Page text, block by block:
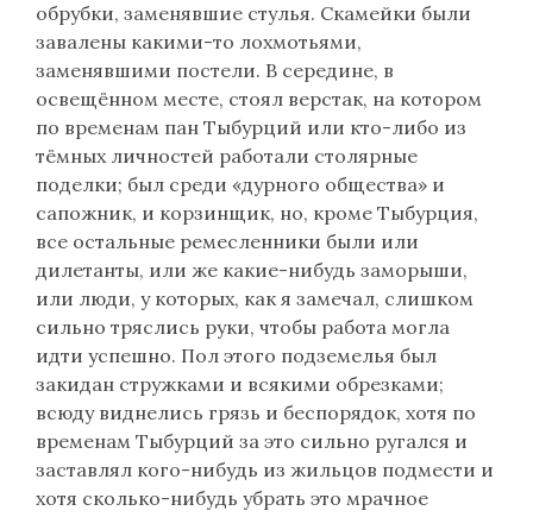
обрубки, заменявшие стулья. Скамейки были
завалены какими-то лохмотьями,
заменявшими постели. В середине, в
освещённом месте, стоял верстак, на котором
по временам пан Тыбурций или кто-либо из
тёмных личностей работали столярные
поделки; был среди «дурного общества» и
сапожник, и корзинщик, но, кроме Тыбурция,
все остальные ремесленники были или
дилетанты, или же какие-нибудь заморыши,
или люди, у которых, как я замечал, слишком
сильно тряслись руки, чтобы работа могла
идти успешно. Пол этого подземелья был
закидан стружками и всякими обрезками;
всюду виднелись грязь и беспорядок, хотя по
временам Тыбурций за это сильно ругался и
заставлял кого-нибудь из жильцов подмести и
хотя сколько-нибудь убрать это мрачное